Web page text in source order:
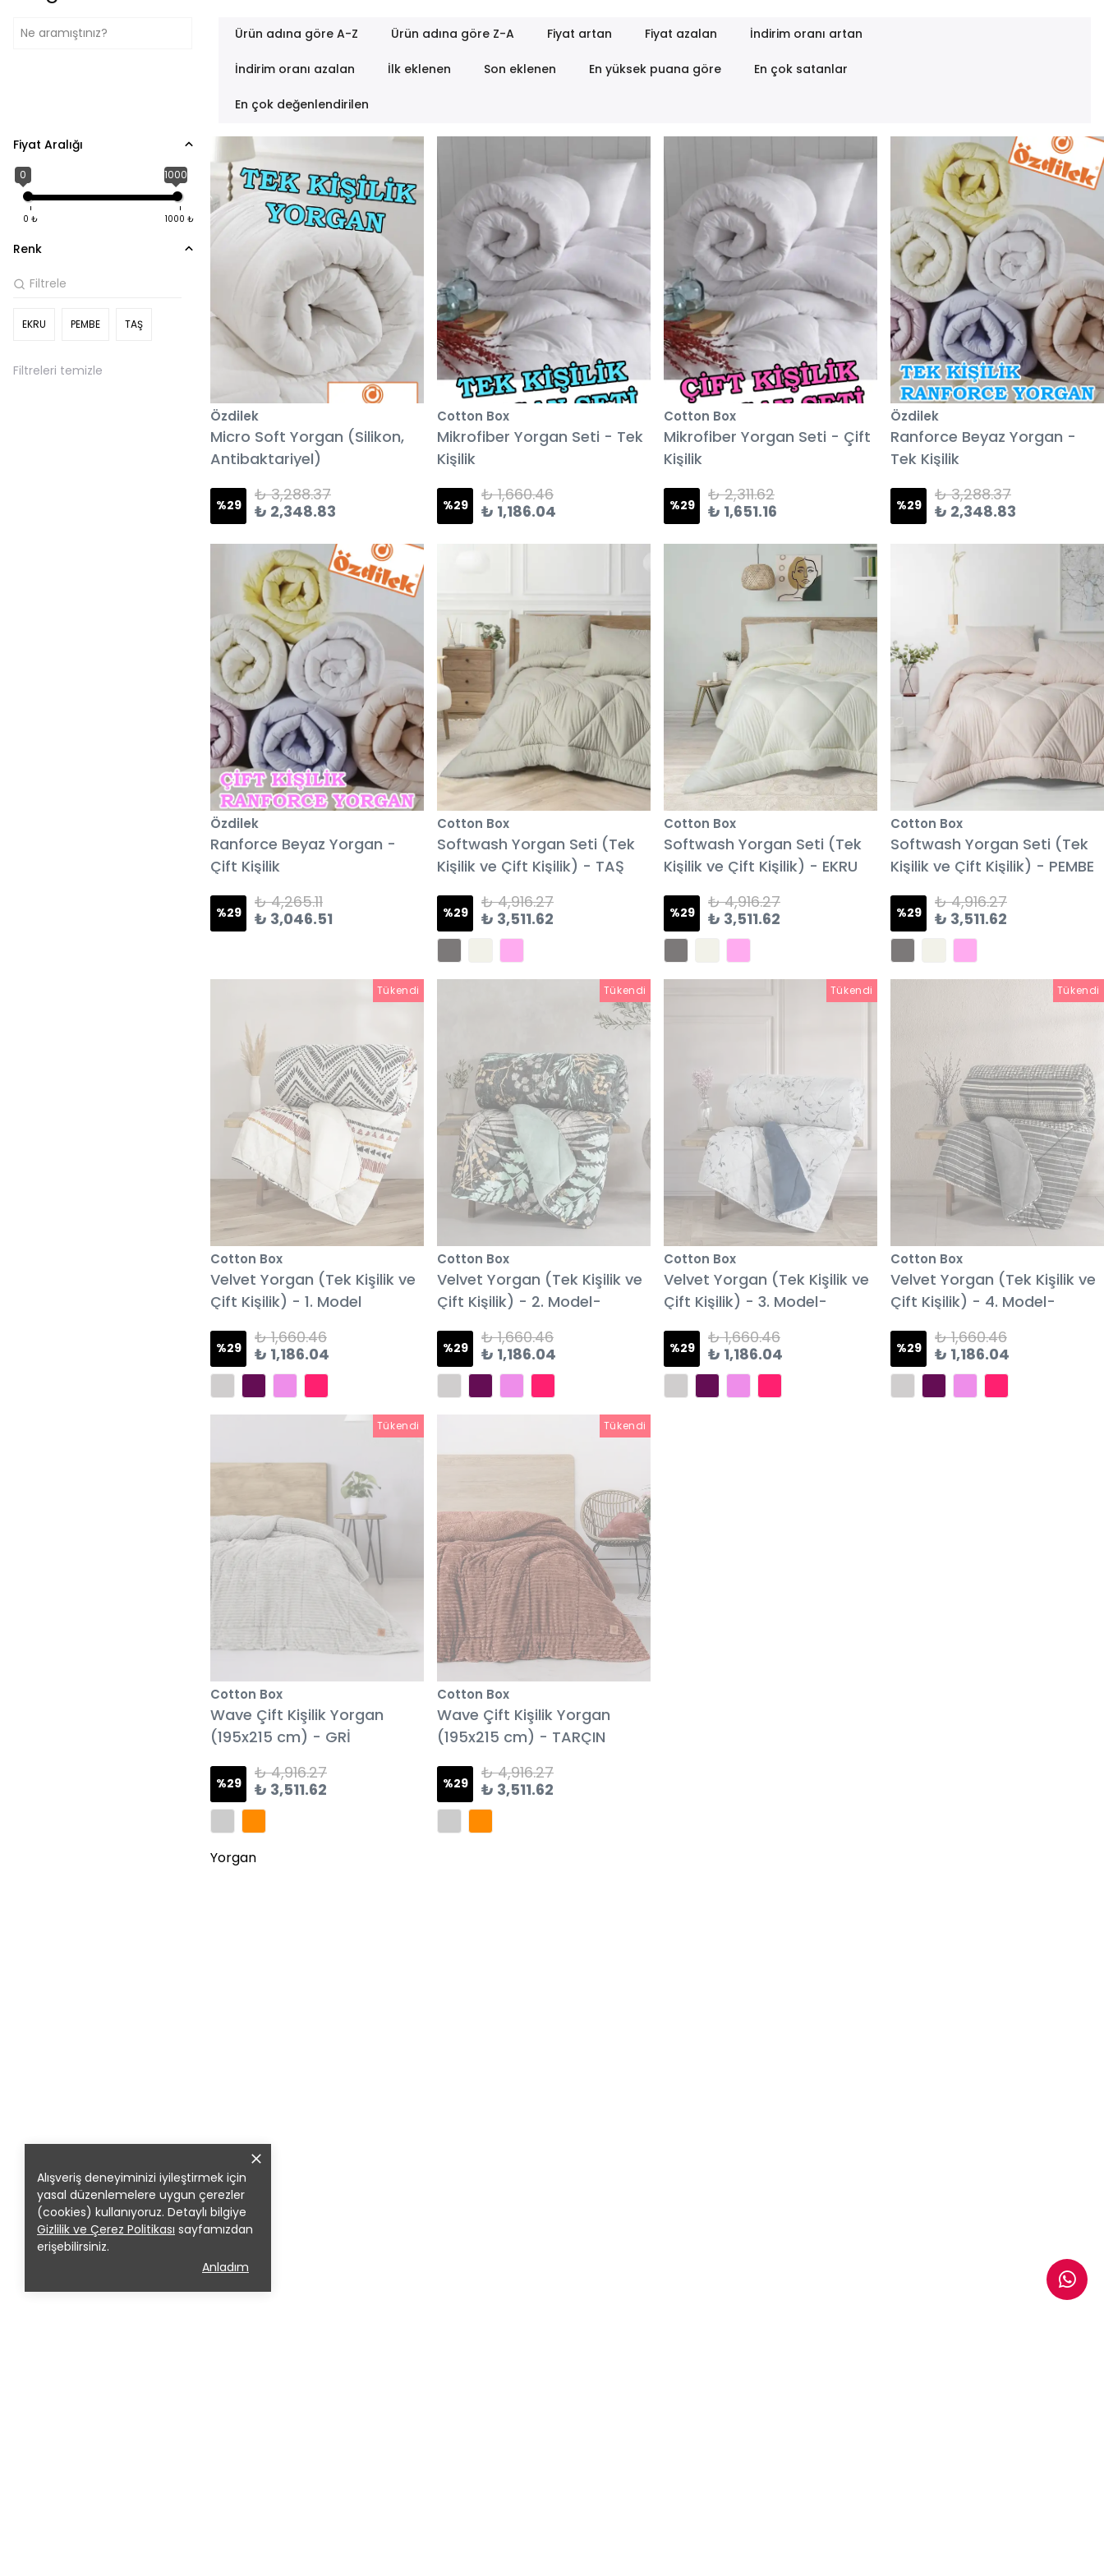
Alışveriş deneyiminizi iyileştirmek için
yasal düzenlemelere uygun çerezler
(cookies) kullanıyoruz. Detaylı bilgiye
Gizlilik ve Çerez Politikası sayfamızdan
erişebilirsiniz.
Anladım
Ürün adına göre A-Z Ürün adına göre Z-A Fiyat artan Fiyat azalan İndirim oranı artan
İndirim oranı azalan İlk eklenen Son eklenen En yüksek puana göre En çok satanlar
En çok değenlendirilen
Fiyat Aralığı
0 1000
0 ₺ 1000 ₺
Renk
EKRU PEMBE TAŞ
Filtreleri temizle
Özdilek
Micro Soft Yorgan (Silikon,
Antibaktariyel)
%29
₺ 3,288.37
₺ 2,348.83
Cotton Box
Mikrofiber Yorgan Seti - Tek
Kişilik
%29
₺ 1,660.46
₺ 1,186.04
Cotton Box
Mikrofiber Yorgan Seti - Çift
Kişilik
%29
₺ 2,311.62
₺ 1,651.16
Özdilek
Ranforce Beyaz Yorgan -
Tek Kişilik
%29
₺ 3,288.37
₺ 2,348.83
Özdilek
Ranforce Beyaz Yorgan -
Çift Kişilik
%29
₺ 4,265.11
₺ 3,046.51
Cotton Box
Softwash Yorgan Seti (Tek
Kişilik ve Çift Kişilik) - TAŞ
%29
₺ 4,916.27
₺ 3,511.62
Cotton Box
Softwash Yorgan Seti (Tek
Kişilik ve Çift Kişilik) - EKRU
%29
₺ 4,916.27
₺ 3,511.62
Cotton Box
Softwash Yorgan Seti (Tek
Kişilik ve Çift Kişilik) - PEMBE
%29
₺ 4,916.27
₺ 3,511.62
Tükendi
Cotton Box
Velvet Yorgan (Tek Kişilik ve
Çift Kişilik) - 1. Model
%29
₺ 1,660.46
₺ 1,186.04
Tükendi
Cotton Box
Velvet Yorgan (Tek Kişilik ve
Çift Kişilik) - 2. Model-
%29
₺ 1,660.46
₺ 1,186.04
Tükendi
Cotton Box
Velvet Yorgan (Tek Kişilik ve
Çift Kişilik) - 3. Model-
%29
₺ 1,660.46
₺ 1,186.04
Tükendi
Cotton Box
Velvet Yorgan (Tek Kişilik ve
Çift Kişilik) - 4. Model-
%29
₺ 1,660.46
₺ 1,186.04
Tükendi
Cotton Box
Wave Çift Kişilik Yorgan
(195x215 cm) - GRİ
%29
₺ 4,916.27
₺ 3,511.62
Tükendi
Cotton Box
Wave Çift Kişilik Yorgan
(195x215 cm) - TARÇIN
%29
₺ 4,916.27
₺ 3,511.62
Yorgan